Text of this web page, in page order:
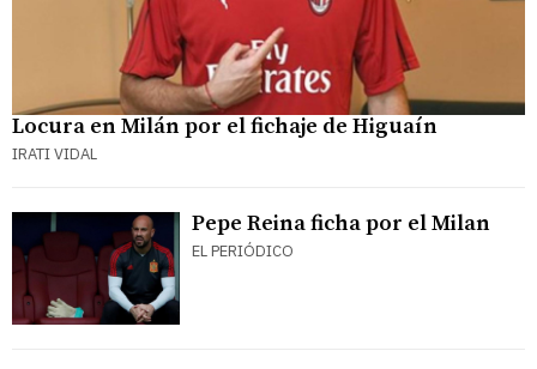
Locura en Milán por el fichaje de Higuaín
IRATI VIDAL
Pepe Reina ficha por el Milan
EL PERIÓDICO